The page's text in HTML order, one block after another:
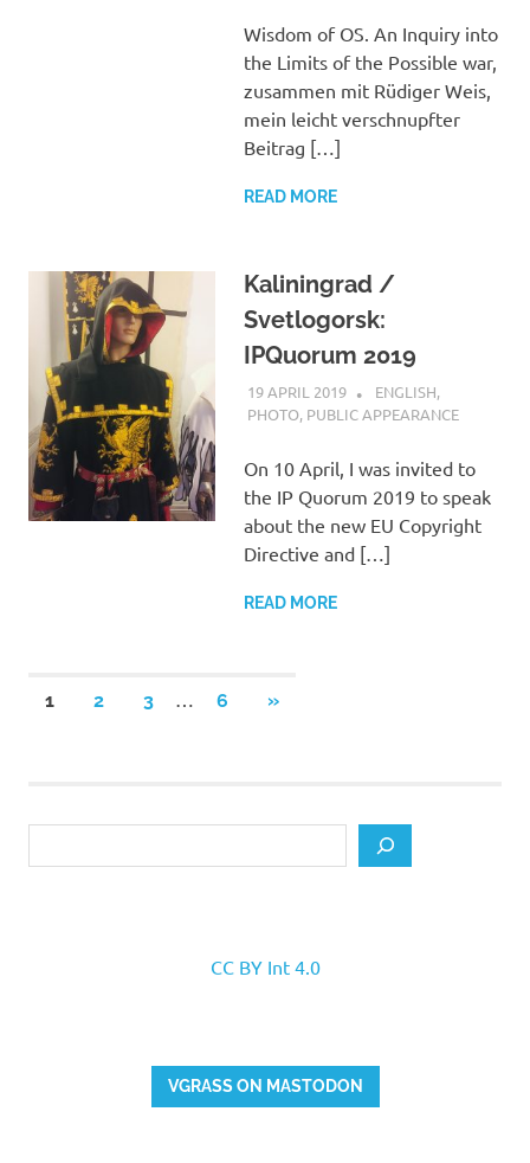
Wisdom of OS. An Inquiry into
the Limits of the Possible war,
zusammen mit Rüdiger Weis,
mein leicht verschnupfter
Beitrag […]
READ MORE
Kaliningrad /
Svetlogorsk:
IPQuorum 2019
19 APRIL 2019 VGRASS
ENGLISH,
PHOTO, PUBLIC APPEARANCE
On 10 April, I was invited to
the IP Quorum 2019 to speak
about the new EU Copyright
Directive and […]
READ MORE
Posts
1 2 3 … 6
NEXT
»
CC BY Int 4.0
VGRASS ON MASTODON